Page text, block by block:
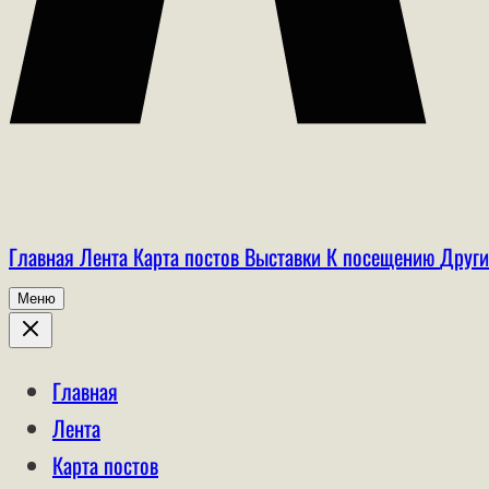
Главная Лента Карта постов Выставки К посещению
Меню
Главная
Лента
Карта постов